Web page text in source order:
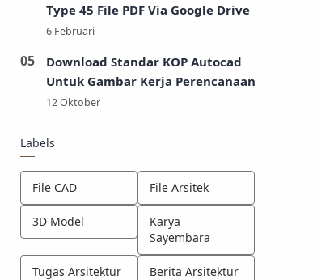
Type 45 File PDF Via Google Drive
Download Standar KOP Autocad
Untuk Gambar Kerja Perencanaan
Labels
File CAD File Arsitek
3D Model
Karya
Sayembara
Tugas Arsitektur Berita Arsitektur